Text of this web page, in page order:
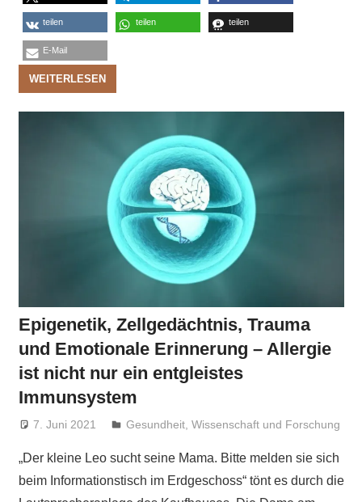
teilen teilen teilen
E-Mail
WEITERLESEN
Epigenetik, Zellgedächtnis, Trauma
und Emotionale Erinnerung – Allergie
ist nicht nur ein entgleistes
Immunsystem
7. Juni 2021 Niki Vogt
Gesundheit ,Wissenschaft und Forschung
„Der kleine Leo sucht seine Mama. Bitte melden sie sich
beim Informationstisch im Erdgeschoss“ tönt es durch die